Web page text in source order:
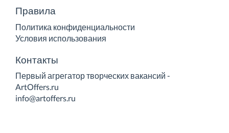
Правила
Политика конфиденциальности
Условия использования
Контакты
Первый агрегатор творческих вакансий -
ArtOffers.ru
info@artoffers.ru